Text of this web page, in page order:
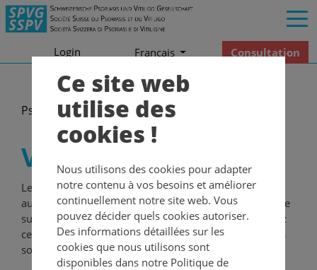
Login Francais Consultation
Psoriasis Vidéos
Vidéos
Le psoriasis et l’arthrite psoriasique sont des maladies
auto-immunes et vont bien au-delà de ce qui est visible
sur la peau. Dans des courtes vidéos, vous apprendrez
ce qu'est le psoriasis et l’arthrite psoriasique et quelles
sont les options thérapeutiques disponibles.
Ce site web
utilise des
cookies !
Nous utilisons des cookies pour adapter
notre contenu à vos besoins et améliorer
continuellement notre site web. Vous
pouvez décider quels cookies autoriser.
Des informations détaillées sur les
cookies que nous utilisons sont
disponibles dans notre Politique de